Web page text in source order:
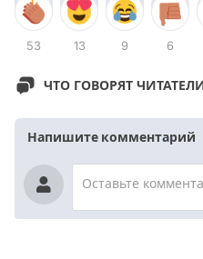
53 13 9 6
ЧТО ГОВОРЯТ
Напишите комментарий